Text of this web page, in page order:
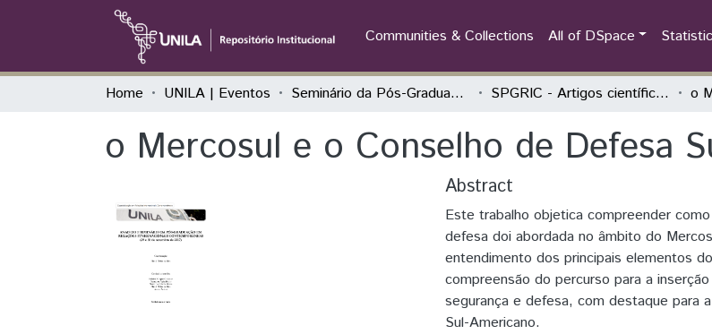
Communities & Collections All of DSpace
Home UNILA | Eventos Seminário da Pós-Graduação Relações Internacionais Contemporâneas (SPGRIC) SPGRIC - Artigos científicos
o Mercosul e o Conselho de Defesa
Abstract
Este trabalho objetica compreender
defesa doi abordada no âmbito do
entendimento dos principais elementos
compreensão do percurso para a
segurança e defesa, com destaque para
Sul-Americano.